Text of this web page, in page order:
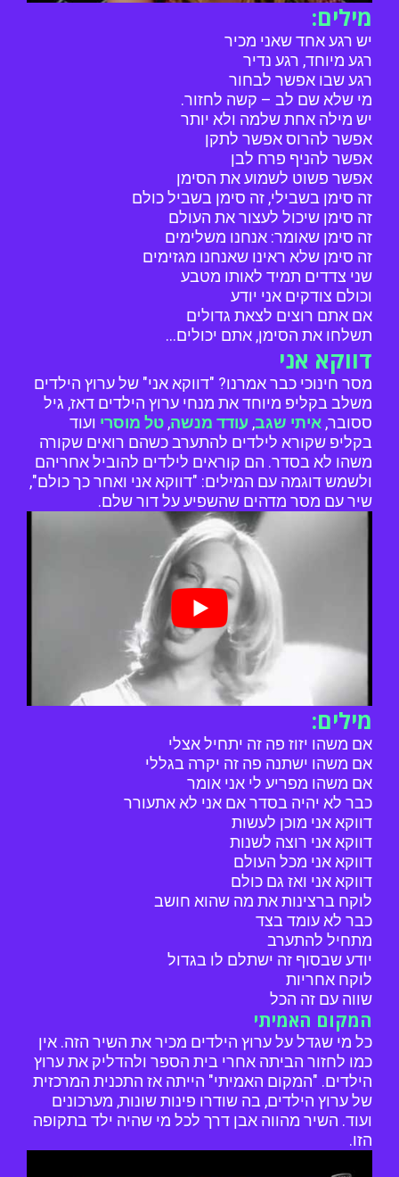
מילים:
יש רגע אחד שאני מכיר
רגע מיוחד, רגע נדיר
רגע שבו אפשר לבחור
מי שלא שם לב – קשה לחזור.
יש מילה אחת שלמה ולא יותר
אפשר להרוס אפשר לתקן
אפשר להניף פרח לבן
אפשר פשוט לשמוע את הסימן
זה סימן בשבילי, זה סימן בשביל כולם
זה סימן שיכול לעצור את העולם
זה סימן שאומר: אנחנו משלימים
זה סימן שלא ראינו שאנחנו מגזימים
שני צדדים תמיד לאותו מטבע
וכולם צודקים אני יודע
אם אתם רוצים לצאת גדולים
תשלחו את הסימן, אתם יכולים…
דווקא אני
מסר חינוכי כבר אמרנו? "דווקא אני" של ערוץ הילדים
משלב בקליפ מיוחד את מנחי ערוץ הילדים דאז, גיל
ססובר, איתי שגב, עודד מנשה, טל מוסרי ועוד
בקליפ שקורא לילדים להתערב כשהם רואים שקורה
משהו לא בסדר. הם קוראים לילדים להוביל אחריהם
ולשמש דוגמה עם המילים: "דווקא אני ואחר כך כולם",
שיר עם מסר מדהים שהשפיע על דור שלם.
מילים:
אם משהו יזוז פה זה יתחיל אצלי
אם משהו ישתנה פה זה יקרה בגללי
אם משהו מפריע לי אני אומר
כבר לא יהיה בסדר אם אני לא אתעורר
דווקא אני מוכן לעשות
דווקא אני רוצה לשנות
דווקא אני מכל העולם
דווקא אני ואז גם כולם
לוקח ברצינות את מה שהוא חושב
כבר לא עומד בצד
מתחיל להתערב
יודע שבסוף זה ישתלם לו בגדול
לוקח אחריות
שווה עם זה הכל
המקום האמיתי
כל מי שגדל על ערוץ הילדים מכיר את השיר הזה. אין
כמו לחזור הביתה אחרי בית הספר ולהדליק את ערוץ
הילדים. "המקום האמיתי" הייתה אז התכנית המרכזית
של ערוץ הילדים, בה שודרו פינות שונות, מערכונים
ועוד. השיר מהווה אבן דרך לכל מי שהיה ילד בתקופה
הזו.